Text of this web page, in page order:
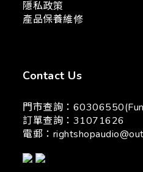
隱私政策
產品保養維修
Contact Us
門市查詢：
訂單查詢：31071626
電郵：